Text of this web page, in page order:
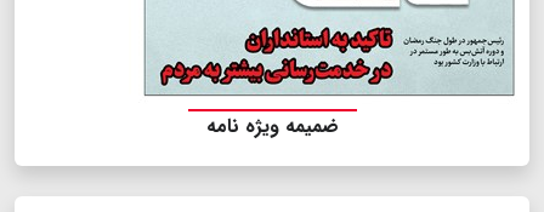
ضمیمه ویژه نامه